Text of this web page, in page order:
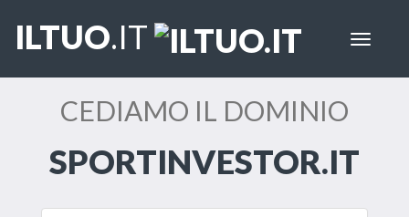
Toggle
ILTUO.IT
CEDIAMO IL DOMINIO
SPORTINVESTOR.IT